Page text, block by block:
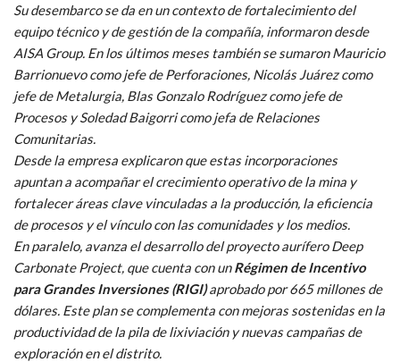
Su desembarco se da en un contexto de fortalecimiento del
equipo técnico y de gestión de la compañía, informaron desde
AISA Group. En los últimos meses también se sumaron Mauricio
Barrionuevo como jefe de Perforaciones, Nicolás Juárez como
jefe de Metalurgia, Blas Gonzalo Rodríguez como jefe de
Procesos y Soledad Baigorri como jefa de Relaciones
Comunitarias.
Desde la empresa explicaron que estas incorporaciones
apuntan a acompañar el crecimiento operativo de la mina y
fortalecer áreas clave vinculadas a la producción, la eficiencia
de procesos y el vínculo con las comunidades y los medios.
En paralelo, avanza el desarrollo del proyecto aurífero Deep
Carbonate Project, que cuenta con unRégimen de Incentivo
para Grandes Inversiones (RIGI)aprobado por 665 millones de
dólares. Este plan se complementa con mejoras sostenidas en la
productividad de la pila de lixiviación y nuevas campañas de
exploración en el distrito.